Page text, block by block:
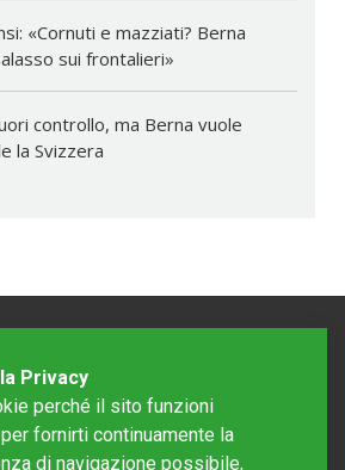
«Cornuti e mazziati? Berna
sui frontalieri»
controllo, ma Berna vuole
la Svizzera
Privacy
perché il sito funzioni
fornirti continuamente la
di navigazione possibile,